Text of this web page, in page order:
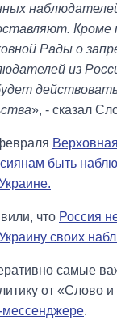
Кроме
Рады о
из
», - сказал
быть
что Россия
своих
самые
от «Слово и
.